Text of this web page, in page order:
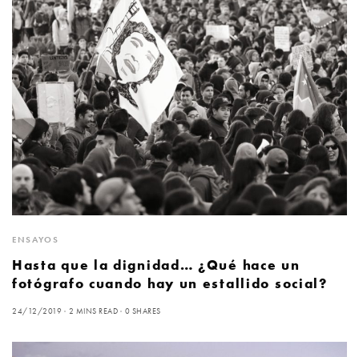
ENSAYOS
Hasta que la dignidad… ¿Qué hace un
fotógrafo cuando hay un estallido social?
24/12/2019 2 MINS READ 0 SHARES